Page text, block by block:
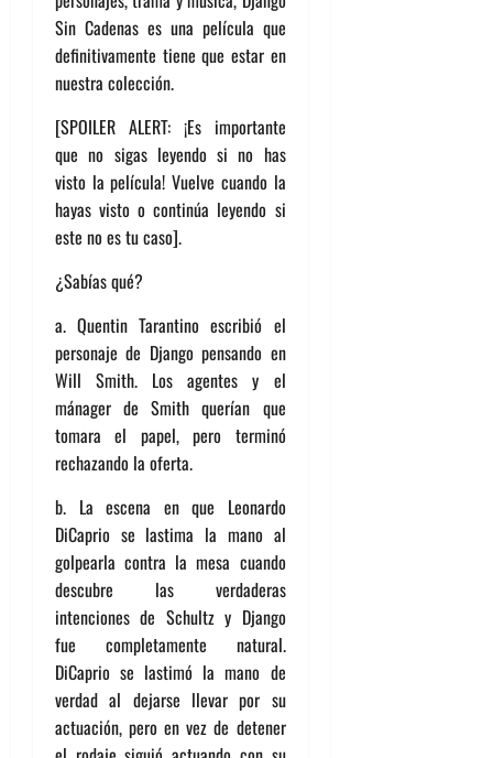
Sin Cadenas es una película que
definitivamente tiene que estar en
nuestra colección.
[SPOILER ALERT: ¡Es importante
que no sigas leyendo si no has
visto la película! Vuelve cuando la
hayas visto o continúa leyendo si
este no es tu caso].
¿Sabías qué?
a. Quentin Tarantino escribió el
personaje de Django pensando en
Will Smith. Los agentes y el
mánager de Smith querían que
tomara el papel, pero terminó
rechazando la oferta.
b. La escena en que Leonardo
DiCaprio se lastima la mano al
golpearla contra la mesa cuando
descubre las verdaderas
intenciones de Schultz y Django
fue completamente natural.
DiCaprio se lastimó la mano de
verdad al dejarse llevar por su
actuación, pero en vez de detener